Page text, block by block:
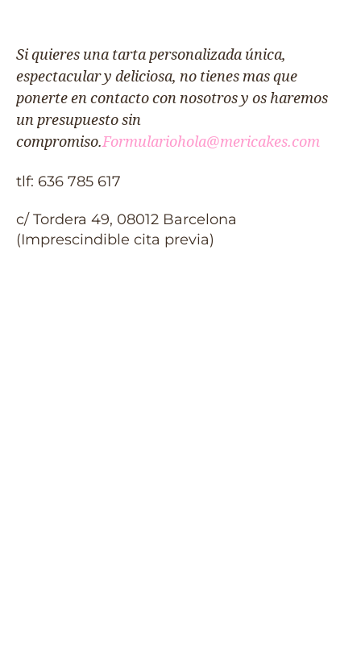
Si quieres una tarta personalizada única,
espectacular y deliciosa, no tienes mas que
ponerte en contacto con nosotros y os haremos
un presupuesto sin
compromiso.Formulariohola@mericakes.com
tlf: 636 785 617
c/ Tordera 49, 08012 Barcelona
(Imprescindible cita previa)